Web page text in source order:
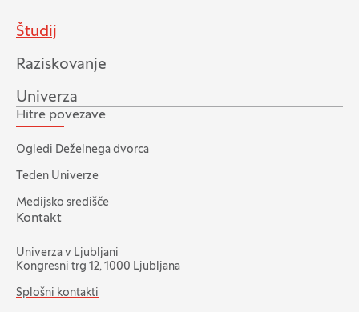
Študij
Raziskovanje
Univerza
Hitre povezave
Ogledi Deželnega dvorca
Teden Univerze
Medijsko središče
Kontakt
Univerza v Ljubljani
Kongresni trg 12, 1000 Ljubljana
Splošni kontakti